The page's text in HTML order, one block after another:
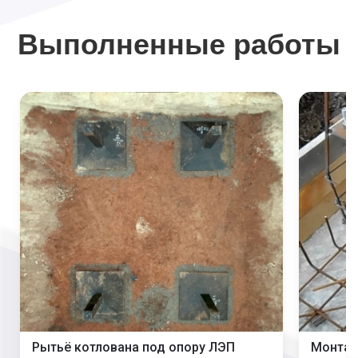
Выполненные работы
Рытьё котлована под опору ЛЭП